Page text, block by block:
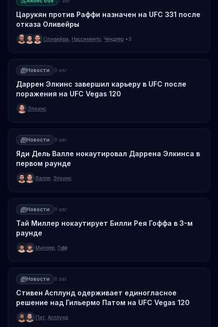
Царукян против Раффи назначен на UFC 331 после
отказа Оливейры
Оливейра Нассименто Чендлер +3
Новости 9 авг.
Даррен Элкинс завершил карьеру в UFC после
поражения на UFC Vegas 120
Элкинс
Новости 9 авг.
Яди Дель Валле нокаутировал Даррена Элкинса в
первом раунде
Валле Элкинс
Новости 9 авг.
Тай Миллер нокаутирует Билли Рея Гоффа в 3-м
раунде
Миллер Гофф
Новости 8 авг.
Стивен Асплунд одерживает единогласное
решение над Гильермо Патом на UFC Vegas 120
Пат Асплунд